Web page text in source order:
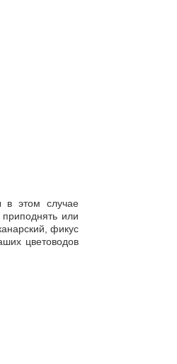
в этом случае
или
фикус
цветоводов